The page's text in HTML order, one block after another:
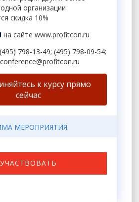
организации
скидка 10%
на сайте www.profitcon.ru
798-13-49; (495) 798-09-54;
conference@profitcon.ru
к курсу прямо
сейчас
МЕРОПРИЯТИЯ
УЧАСТВОВАТЬ